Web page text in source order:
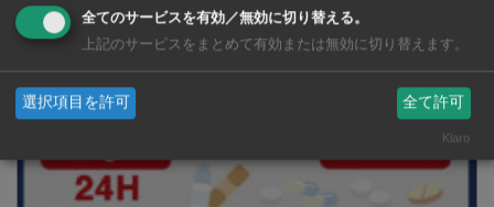
全てのサービスを有効／無効に切り替える。
上記のサービスをまとめて有効または無効に切り替えます。
選択項目を許可 全て許可
Klaro